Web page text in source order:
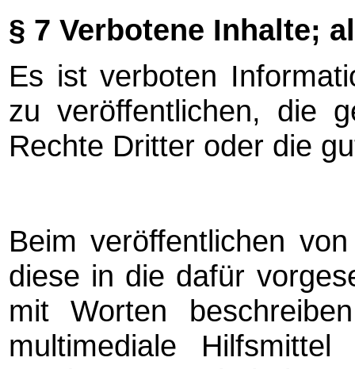
§ 7 Verbotene Inhalte;
Es ist verboten
zu veröffentlichen, die
Rechte Dritter oder die
Beim veröffentlichen
diese in die dafür
mit Worten
multimediale